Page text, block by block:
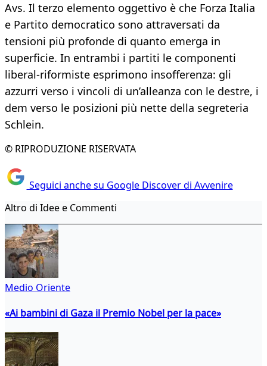
Avs. Il terzo elemento oggettivo è che Forza Italia
e Partito democratico sono attraversati da
tensioni più profonde di quanto emerga in
superficie. In entrambi i partiti le componenti
liberal-riformiste esprimono insofferenza: gli
azzurri verso i vincoli di un’alleanza con le destre, i
dem verso le posizioni più nette della segreteria
Schlein.
© RIPRODUZIONE RISERVATA
Seguici anche su Google Discover di Avvenire
Altro di Idee e Commenti
Medio Oriente
«Ai bambini di Gaza il Premio Nobel per la pace»